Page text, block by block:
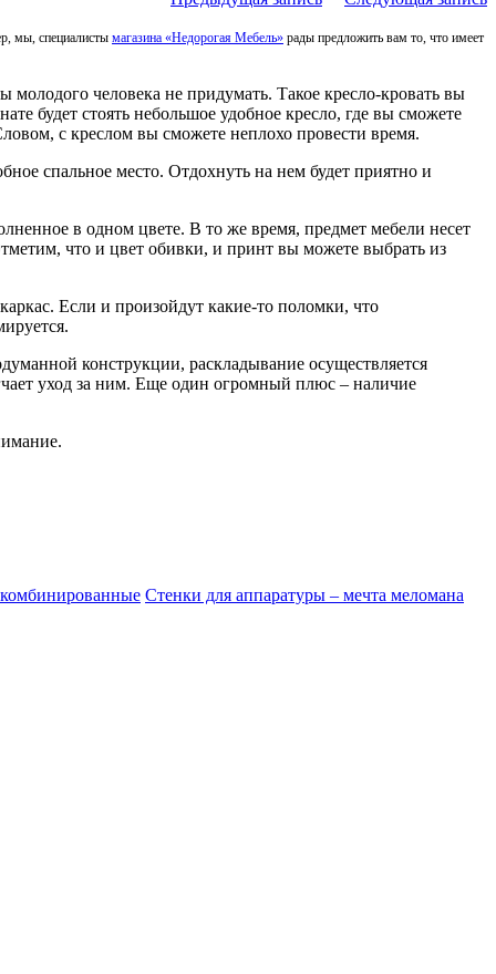
мы, специалисты магазина «Недорогая Мебель» рады предложить вам то, что имеет
человека не придумать. Такое кресло-кровать вы
будет стоять небольшое удобное кресло, где вы сможете
с креслом вы сможете неплохо провести время.
спальное место. Отдохнуть на нем будет приятно и
в одном цвете. В то же время, предмет мебели несет
что и цвет обивки, и принт вы можете выбрать из
Если и произойдут какие-то поломки, что
конструкции, раскладывание осуществляется
уход за ним. Еще один огромный плюс – наличие
Стенки для аппаратуры – мечта меломана